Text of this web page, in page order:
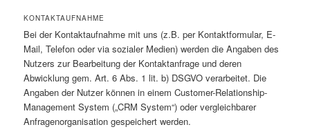
KONTAKTAUFNAHME
Bei der Kontaktaufnahme mit uns (z.B. per Kontaktformular, E-
Mail, Telefon oder via sozialer Medien) werden die Angaben des
Nutzers zur Bearbeitung der Kontaktanfrage und deren
Abwicklung gem. Art. 6 Abs. 1 lit. b) DSGVO verarbeitet. Die
Angaben der Nutzer können in einem Customer-Relationship-
Management System („CRM System“) oder vergleichbarer
Anfragenorganisation gespeichert werden.